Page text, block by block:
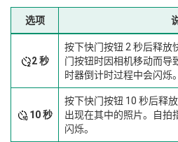
选项
2 秒
按下快门按钮 2 秒后释放
门按钮时因相机移动而导
时器倒计时过程中会闪烁。
10 秒
按下快门按钮 10 秒后释
出现在其中的照片。自拍
闪烁。